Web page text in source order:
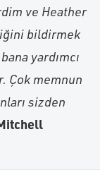
ve Heather
bildirmek
yardımcı
Çok memnun
sizden